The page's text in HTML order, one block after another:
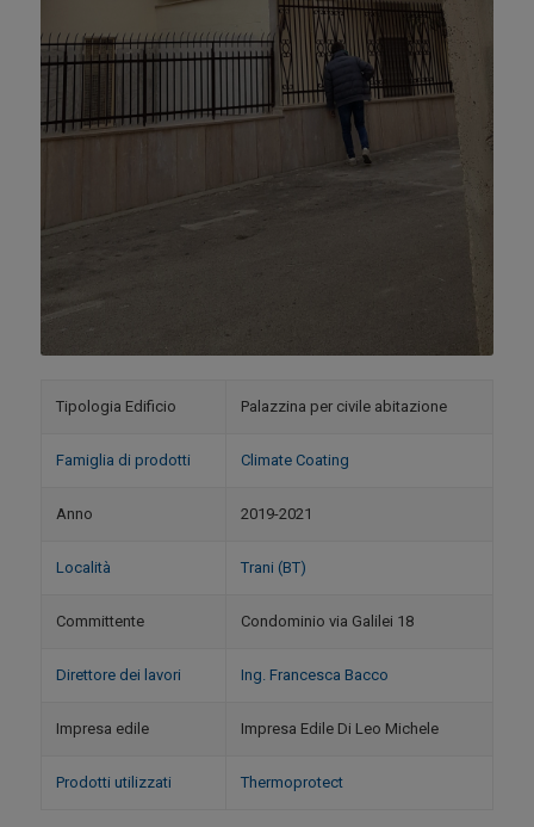
Tipologia Edificio Palazzina per civile abitazione
Famiglia di prodotti Climate Coating
Anno 2019-2021
Località Trani (BT)
Committente Condominio via Galilei 18
Direttore dei lavori Ing. Francesca Bacco
Impresa edile Impresa Edile Di Leo Michele
Prodotti utilizzati Thermoprotect